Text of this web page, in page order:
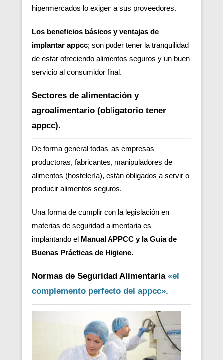
hipermercados lo exigen a sus proveedores.
Los beneficios básicos y ventajas de
implantar appcc; son poder tener la tranquilidad
de estar ofreciendo alimentos seguros y un buen
servicio al consumidor final.
Sectores de alimentación y
agroalimentario (obligatorio tener
appcc).
De forma general todas las empresas
productoras, fabricantes, manipuladores de
alimentos (hostelería), están obligados a servir o
producir alimentos seguros.
Una forma de cumplir con la legislación en
materias de seguridad alimentaria es
implantando el Manual APPCC y la Guía de
Buenas Prácticas de Higiene.
Normas de Seguridad Alimentaria «el
complemento perfecto del appcc».